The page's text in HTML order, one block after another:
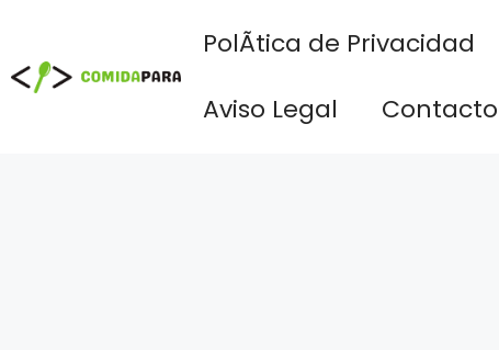
contenido
PolÃ­tica de Privacidad
Aviso Legal
Contacto